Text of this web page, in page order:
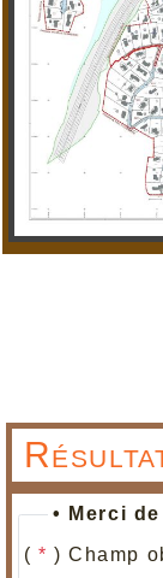
• Merci
( * ) Champ